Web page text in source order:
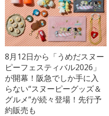
8月12日から「うめだスヌー
ピーフェスティバル2026」
が開幕！阪急でしか手に入
らない“スヌーピーグッズ＆
グルメ”が続々登場！先行予
約販売も